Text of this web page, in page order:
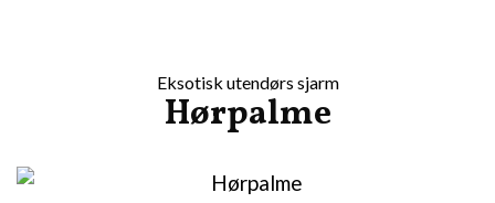
Eksotisk utendørs sjarm
Hørpalme